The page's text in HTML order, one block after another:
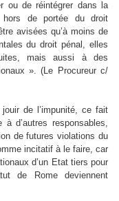
ou de réintégrer dans la
de portée du droit
avisées qu’à moins de
du droit pénal, elles
mais aussi à des
». (Le Procureur c/
de l’impunité, ce fait
d’autres responsables,
de futures violations du
incitatif à le faire, car
d’un Etat tiers pour
de Rome deviennent